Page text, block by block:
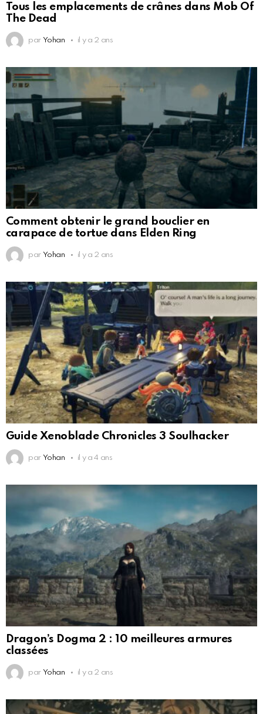
Tous les emplacements de crânes dans Mob Of
The Dead
par Yohan il y a 2 ans
Comment obtenir le grand bouclier en
carapace de tortue dans Elden Ring
par Yohan il y a 2 ans
Guide Xenoblade Chronicles 3 Soulhacker
par Yohan il y a 4 ans
Dragon’s Dogma 2 : 10 meilleures armures
classées
par Yohan il y a 2 ans